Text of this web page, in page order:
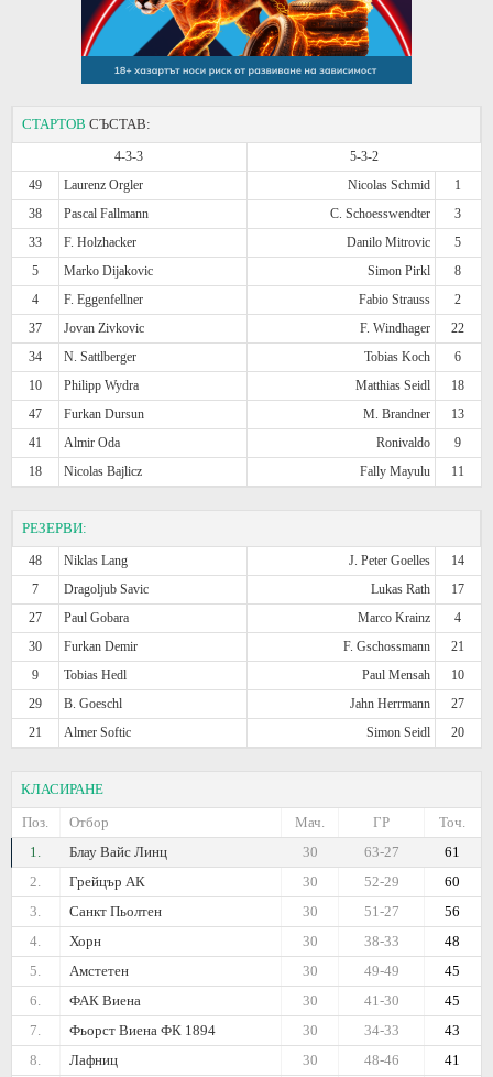
СТАРТОВ СЪСТАВ:
4-3-3
5-3-2
49
Laurenz Orgler Nicolas Schmid
1
38
Pascal Fallmann C. Schoesswendter
3
33
F. Holzhacker Danilo Mitrovic
5
5
Marko Dijakovic Simon Pirkl
8
4
F. Eggenfellner Fabio Strauss
2
37
Jovan Zivkovic F. Windhager
22
34
N. Sattlberger Tobias Koch
6
10
Philipp Wydra Matthias Seidl
18
47
Furkan Dursun M. Brandner
13
41
Almir Oda Ronivaldo
9
18
Nicolas Bajlicz Fally Mayulu 11
РЕЗЕРВИ:
48 Niklas Lang J. Peter Goelles
14
7
Dragoljub Savic Lukas Rath
17
27
Paul Gobara Marco Krainz
4
30
Furkan Demir F. Gschossmann
21
9
Tobias Hedl Paul Mensah
10
29
B. Goeschl Jahn Herrmann
27
21
Almer Softic Simon Seidl 20
КЛАСИРАНЕ
Поз.
Отбор Точ.
ГР
Мач.
1.
Блау Вайс Линц 61
63-27
30
2.
Грейцър АК 60
52-29
30
3.
Санкт Пьолтен 56
51-27
30
4.
Хорн 48
38-33
30
5.
Амстетен 45
49-49
30
6.
ФАК Виена 45
41-30
30
7.
Фьорст Виена ФК 1894 43
34-33
30
8.
Лафниц 41
48-46
30